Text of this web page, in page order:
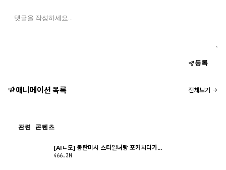
등록
애니메이션 목록 전체보기
관련 콘텐츠
[AIㄴ모] 동탄미시 스타일녀랑 포커치다가...
466.3M